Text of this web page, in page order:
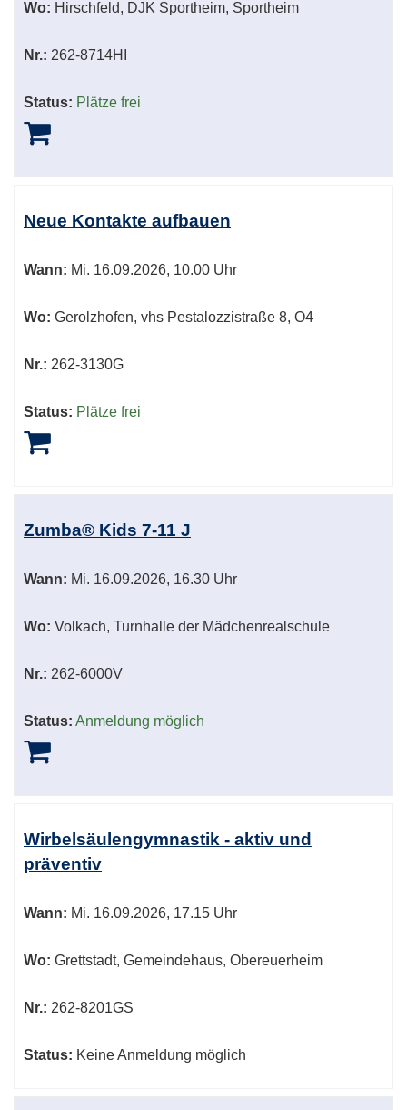
Wo: Hirschfeld, DJK Sportheim, Sportheim
Nr.: 262-8714HI
Status: Plätze frei
Neue Kontakte aufbauen
Wann: Mi. 16.09.2026, 10.00 Uhr
Wo: Gerolzhofen, vhs Pestalozzistraße 8, O4
Nr.: 262-3130G
Status: Plätze frei
Zumba® Kids 7-11 J
Wann: Mi. 16.09.2026, 16.30 Uhr
Wo: Volkach, Turnhalle der Mädchenrealschule
Nr.: 262-6000V
Status: Anmeldung möglich
Wirbelsäulengymnastik - aktiv und
präventiv
Wann: Mi. 16.09.2026, 17.15 Uhr
Wo: Grettstadt, Gemeindehaus, Obereuerheim
Nr.: 262-8201GS
Status: Keine Anmeldung möglich